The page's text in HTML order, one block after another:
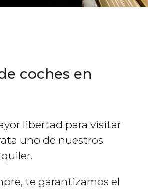
coches en
libertad para visitar
uno de nuestros
te garantizamos el